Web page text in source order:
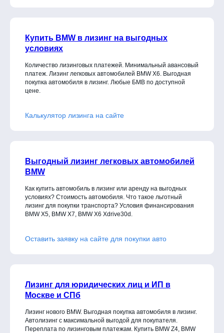
Купить BMW в лизинг на выгодных
условиях
Количество лизинговых платежей. Минимальный авансовый
платеж. Лизинг легковых автомобилей BMW X6. Выгодная
покупка автомобиля в лизинг. Любые БМВ по доступной
цене.
Калькулятор лизинга на сайте
Выгодный лизинг легковых автомобилей
BMW
Как купить автомобиль в лизинг или аренду на выгодных
условиях? Стоимость автомобиля. Что такое льготный
лизинг для покупки транспорта? Условия финансирования
BMW X5, BMW X7, BMW X6 Xdrive30d
Оставить заявку на сайте для покупки авто
Лизинг для юридических лиц и ИП в
Москве и СПб
Лизинг нового BMW. Выгодная покупка автомобиля в лизинг.
Автолизинг с максимальной выгодой для покупателя.
Переплата по лизинговым платежам. Купить BMW Z4, BMW